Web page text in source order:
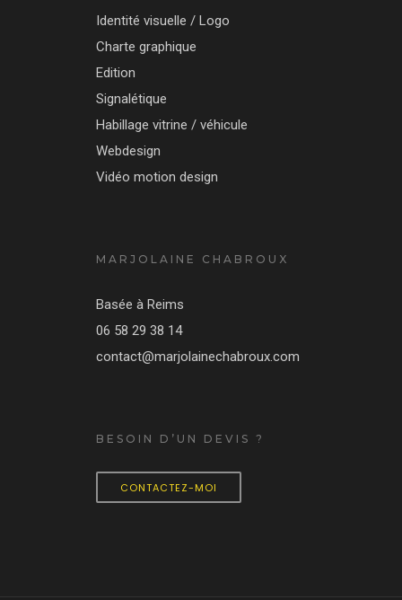
Identité visuelle / Logo
Charte graphique
Edition
Signalétique
Habillage vitrine / véhicule
Webdesign
Vidéo motion design
MARJOLAINE CHABROUX
Basée à Reims
06 58 29 38 14
contact@marjolainechabroux.com
BESOIN D’UN DEVIS ?
CONTACTEZ-MOI